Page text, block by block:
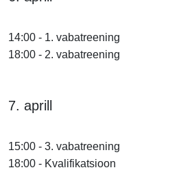
14:00 - 1. vabatreening
18:00 - 2. vabatreening
7. aprill
15:00 - 3. vabatreening
18:00 - Kvalifikatsioon